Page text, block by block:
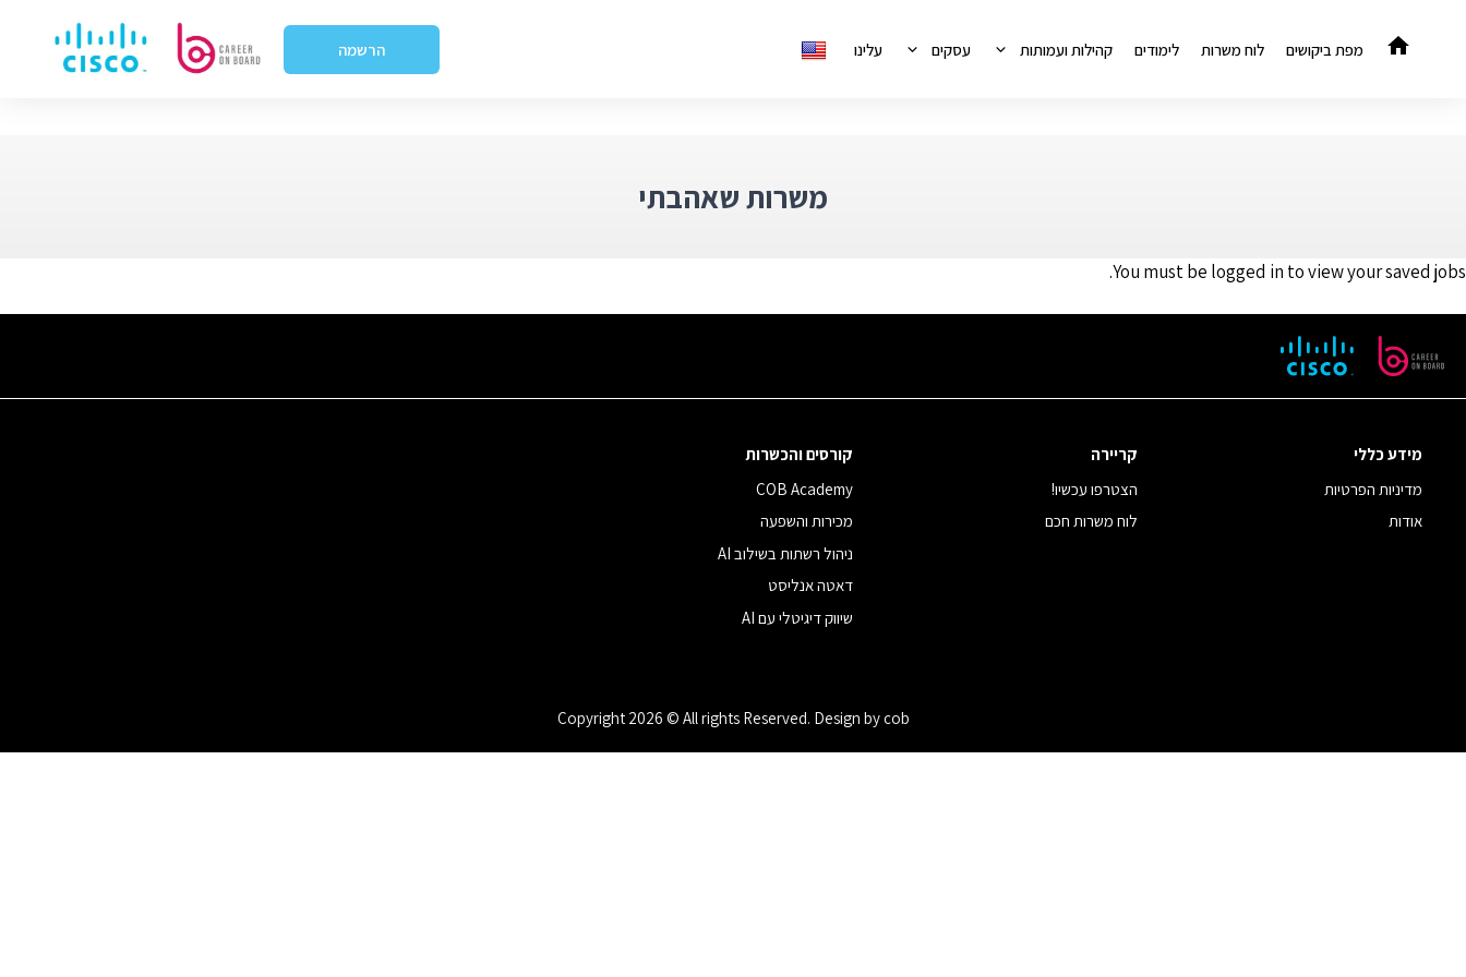
מפת ביקושים לוח משרות לימודים קהילות ועמותות עסקים עלינו הרשמה
משרות שאהבתי
You must be logged in to view your saved jobs.
מידע כללי
מדיניות הפרטיות
אודות
קריירה
הצטרפו עכשיו!
לוח משרות חכם
קורסים והכשרות
COB Academy
מכירות והשפעה
ניהול רשתות בשילוב AI
דאטה אנליסט
שיווק דיגיטלי עם AI
Copyright 2026 © All rights Reserved. Design by cob